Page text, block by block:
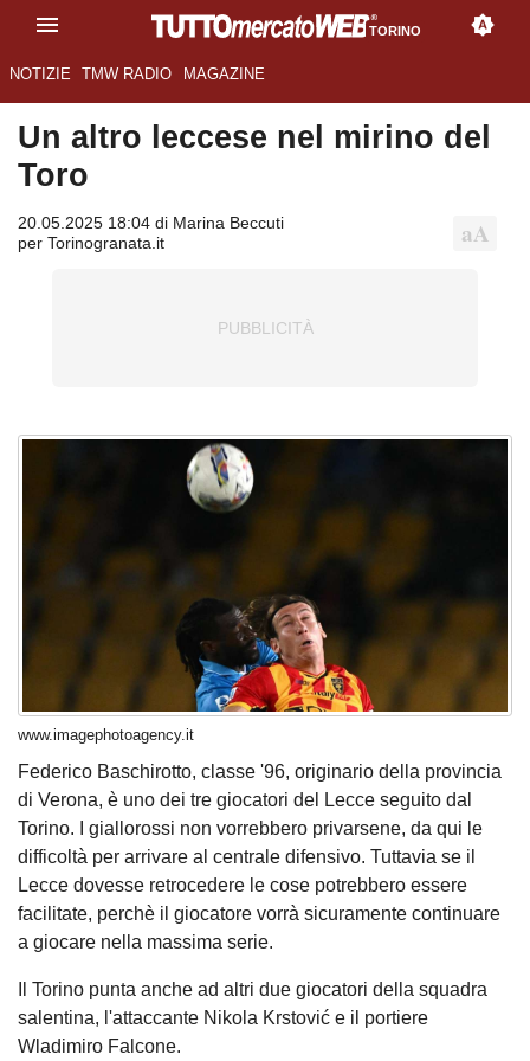
TORINO
NOTIZIE TMW RADIO MAGAZINE
Un altro leccese nel mirino del
Toro
20.05.2025 18:04 di Marina Beccuti
per Torinogranata.it
www.imagephotoagency.it
Federico Baschirotto, classe '96, originario della provincia
di Verona, è uno dei tre giocatori del Lecce seguito dal
Torino. I giallorossi non vorrebbero privarsene, da qui le
difficoltà per arrivare al centrale difensivo. Tuttavia se il
Lecce dovesse retrocedere le cose potrebbero essere
facilitate, perchè il giocatore vorrà sicuramente continuare
a giocare nella massima serie.
Il Torino punta anche ad altri due giocatori della squadra
salentina, l'attaccante Nikola Krstović e il portiere
Wladimiro Falcone.